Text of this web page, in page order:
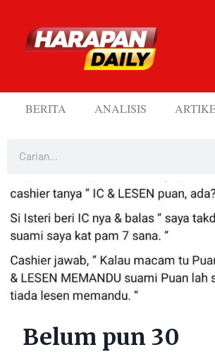
BERITA ANALISIS
Belum pun 30